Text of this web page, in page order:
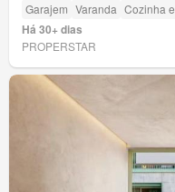
Garajem Varanda Cozinha
Há 30+ dias
PROPERSTAR